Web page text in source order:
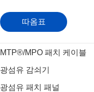
MTP®/MPO 패치 케이블
광섬유 감쇠기
광섬유 패치 패널
따옴표